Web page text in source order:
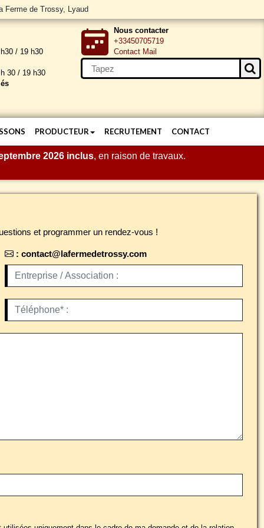
Ferme de Trossy, Lyaud
/ 19 h30
30 / 19 h30
Nous contacter
+33450705719
Contact Mail
PRODUCTEUR RECRUTEMENT CONTACT
2026 inclus, en raison de travaux.
et programmer un rendez-vous !
: contact@lafermedetrossy.com